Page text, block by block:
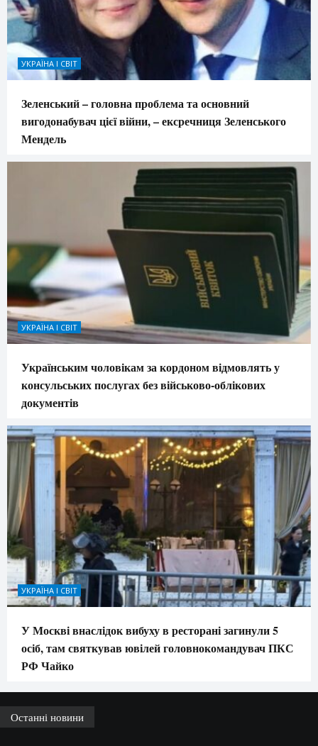
УКРАЇНА І СВІТ
Зеленський – головна проблема та основний
вигодонабувач цієї війни, – ексречниця Зеленського
Мендель
УКРАЇНА І СВІТ
Українським чоловікам за кордоном відмовлять у
консульських послугах без військово-облікових
документів
УКРАЇНА І СВІТ
У Москві внаслідок вибуху в ресторані загинули 5
осіб, там святкував ювілей головнокомандувач ПКС
РФ Чайко
Останні новини